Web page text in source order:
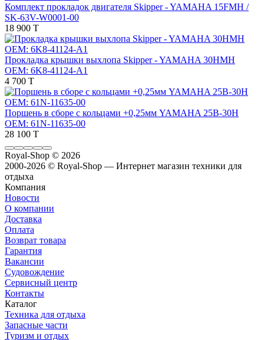
Комплект прокладок двигателя Skipper - YAMAHA 15FMH /
SK-63V-W0001-00
18 900 T
Прокладка крышки выхлопа Skipper - YAMAHA 30HMH
OEM: 6K8-41124-A1
4 700 T
Поршень в сборе с кольцами +0,25мм YAMAHA 25B-30H
OEM: 61N-11635-00
28 100 T
Royal-Shop © 2026
2000-2026 © Royal-Shop — Интернет магазин техники для
отдыха
Компания
Новости
О компании
Доставка
Оплата
Возврат товара
Гарантия
Вакансии
Судовождение
Сервисный центр
Контакты
Каталог
Техника для отдыха
Запасные части
Туризм и отдых